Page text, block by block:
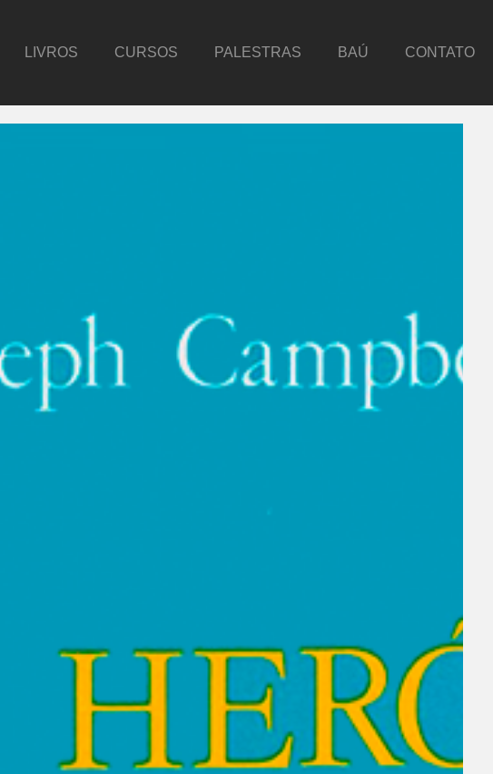
LIVROS CURSOS PALESTRAS BAÚ CONTATO